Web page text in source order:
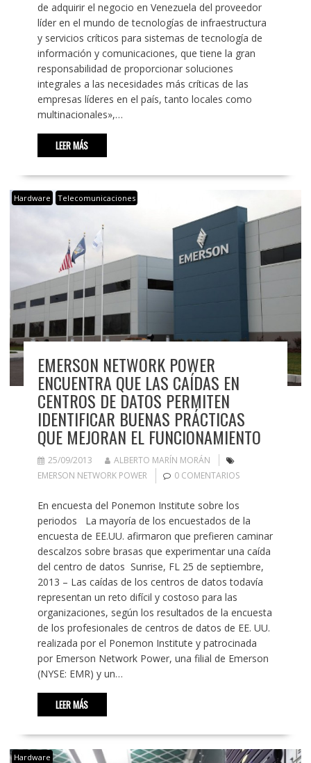
de adquirir el negocio en Venezuela del proveedor
líder en el mundo de tecnologías de infraestructura
y servicios críticos para sistemas de tecnología de
información y comunicaciones, que tiene la gran
responsabilidad de proporcionar soluciones
integrales a las necesidades más críticas de las
empresas líderes en el país, tanto locales como
multinacionales»,…
LEER MÁS
Hardware Telecomunicaciones
EMERSON NETWORK POWER
ENCUENTRA QUE LAS CAÍDAS EN
CENTROS DE DATOS PERMITEN
IDENTIFICAR BUENAS PRÁCTICAS
QUE MEJORAN EL FUNCIONAMIENTO
25/09/2013
ALBERTO MARÍN MORÁN
EMERSON NETWORK POWER
0 COMENTARIOS
En encuesta del Ponemon Institute sobre los
periodos La mayoría de los encuestados de la
encuesta de EE.UU. afirmaron que prefieren caminar
descalzos sobre brasas que experimentar una caída
del centro de datos Sunrise, FL 25 de septiembre,
2013 – Las caídas de los centros de datos todavía
representan un reto difícil y costoso para las
organizaciones, según los resultados de la encuesta
de los profesionales de centros de datos de EE. UU.
realizada por el Ponemon Institute y patrocinada
por Emerson Network Power, una filial de Emerson
(NYSE: EMR) y un…
LEER MÁS
Hardware